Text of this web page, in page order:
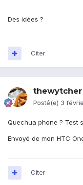
Des idées ?
Citer
thewytcher
Posté(e) 3
Quechua phone ? Test
Envoyé de mon HTC
Citer